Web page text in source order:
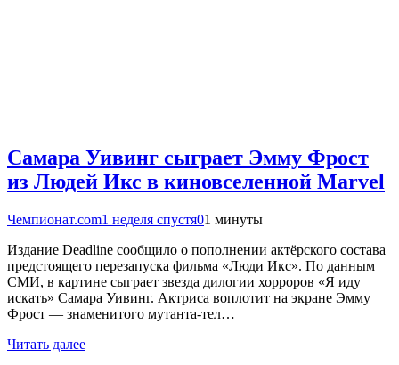
Самара Уивинг сыграет Эмму Фрост
из Людей Икс в киновселенной Marvel
Чемпионат.com1 неделя спустя01 минуты
Издание Deadline сообщило о пополнении актёрского состава
предстоящего перезапуска фильма «Люди Икс». По данным
СМИ, в картине сыграет звезда дилогии хорроров «Я иду
искать» Самара Уивинг. Актриса воплотит на экране Эмму
Фрост — знаменитого мутанта-тел…
Читать далее